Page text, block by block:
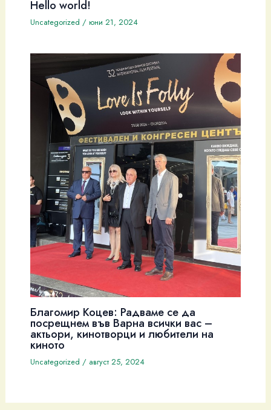
Hello world!
Uncategorized / юни 21, 2024
Благомир Коцев: Радваме се да
посрещнем във Варна всички вас –
актьори, кинотворци и любители на
киното
Uncategorized / август 25, 2024